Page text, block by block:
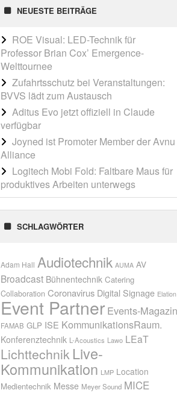
NEUESTE BEITRÄGE
ROE Visual: LED-Technik für
Professor Brian Cox’ Emergence-
Welttournee
Zufahrtsschutz bei Veranstaltungen:
BVVS lädt zum Austausch
Aditus Evo jetzt offiziell in Claude
verfügbar
Joyned ist Promoter Member der Avnu
Alliance
Logitech Mobi Fold: Faltbare Maus für
produktives Arbeiten unterwegs
SCHLAGWÖRTER
Adam Hall Audiotechnik AUMA AV
Broadcast Bühnentechnik Catering
Collaboration Coronavirus Digital Signage Elation
Event Partner Events-Magazin
FAMAB GLP ISE KommunikationsRaum.
Konferenztechnik L-Acoustics Lawo LEaT
Lichttechnik Live-
Kommunikation LMP Location
Medientechnik Messe Meyer Sound MICE